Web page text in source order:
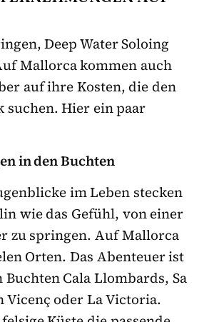
Deep Water Soloing
Mallorca kommen auch
auf ihre Kosten, die den
suchen. Hier ein paar
in den Buchten
im Leben stecken
wie das Gefühl, von einer
zu springen. Auf Mallorca
Orten. Das Abenteuer ist
Cala Llombards, Sa
Vicenç oder La Victoria.